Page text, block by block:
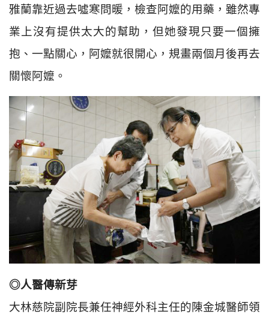
雅蘭靠近過去噓寒問暖，檢查阿嬤的用藥，雖然專
業上沒有提供太大的幫助，但她發現只要一個擁
抱、一點關心，阿嬤就很開心，規畫兩個月後再去
關懷阿嬤。
◎人醫傳新芽
大林慈院副院長兼任神經外科主任的陳金城醫師領